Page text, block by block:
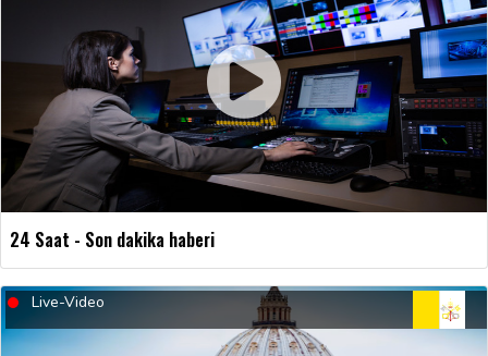
24 Saat - Son dakika haberi
Live-Video